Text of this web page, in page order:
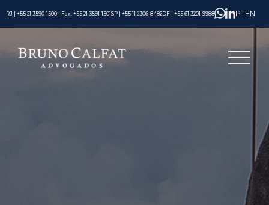
RJ | +55 21 3590-1500 | Fax: +55 21 3591-1501SP | +55 11 2306-8482 DF | +55 61 3201-9988 PTEN